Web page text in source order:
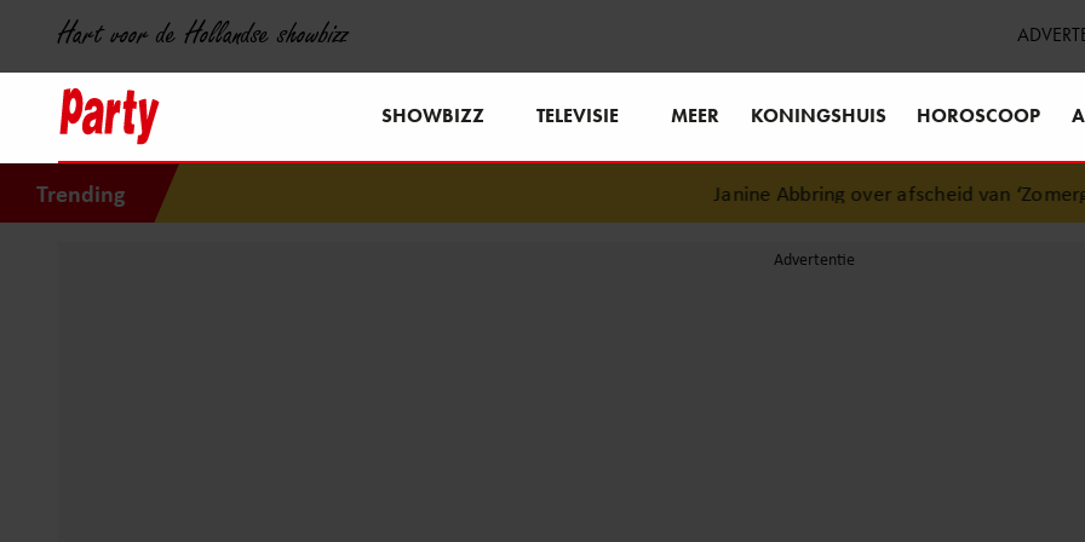
Hart voor de Hollandse showbizz
SHOWBIZZ TELEVISIE MEER KONINGSHUIS HOROSCOOP
Trending Janine Abbring over afscheid van